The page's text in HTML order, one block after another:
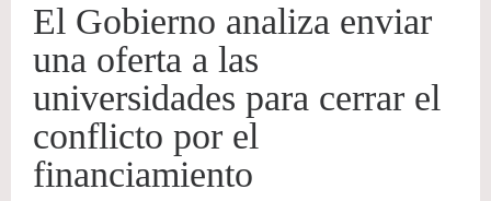
El Gobierno analiza enviar
una oferta a las
universidades para cerrar el
conflicto por el
financiamiento